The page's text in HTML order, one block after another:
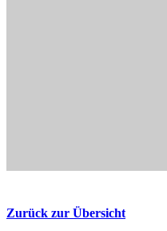
Zurück zur Übersicht